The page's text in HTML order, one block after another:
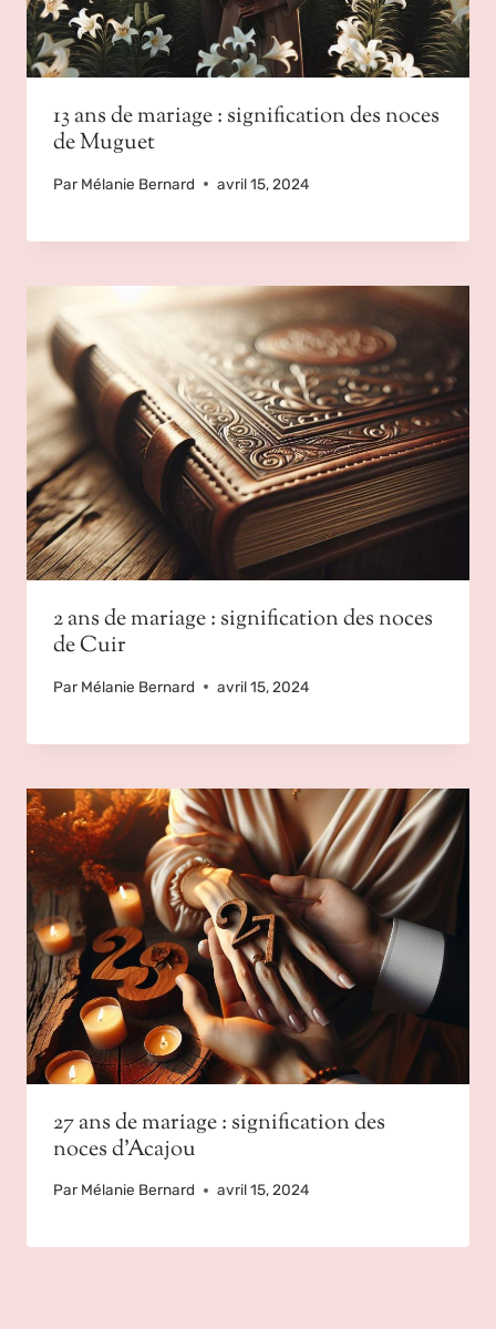
13 ans de mariage : signification des noces
de Muguet
Par Mélanie Bernard avril 15, 2024
2 ans de mariage : signification des noces
de Cuir
Par Mélanie Bernard avril 15, 2024
27 ans de mariage : signification des
noces d’Acajou
Par Mélanie Bernard avril 15, 2024